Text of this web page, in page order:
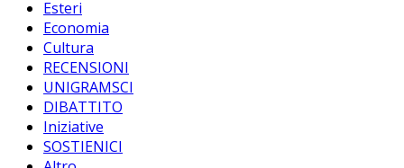
Esteri
Economia
Cultura
RECENSIONI
UNIGRAMSCI
DIBATTITO
Iniziative
SOSTIENICI